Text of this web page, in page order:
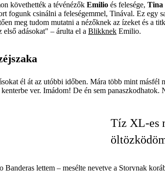
követhették a tévénézők Emilio és felesége, Tina
fogunk csinálni a feleségemmel, Tinával. Ez egy
meg tudom mutatni a nézőknek az ízeket és a
első adásokat" – árulta el a Blikknek Emilio.
él át az utóbbi időben. Mára több mint
ver. Imádom! De én sem panaszkodhatok.
Tíz XL-es
lettem – mesélte nevetve a Storynak